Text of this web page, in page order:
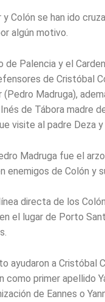
Colón se han ido
algún motivo.
de Palencia y el
de Cristóbal
Madruga),
de Tábora madre
visite al padre Deza
Madruga fue el
enemigos de Colón y
directa de los
el lugar de Porto
ayudaron a Cristóbal
como primer apellido
de Eannes o